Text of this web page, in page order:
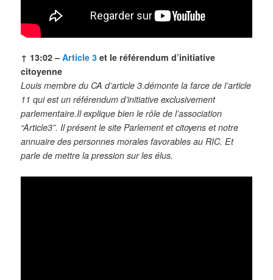
↑ 13:02 – Article 3 et le référendum d’initiative
citoyenne
Louis membre du CA d’article 3.démonte la farce de l’article
11 qui est un référendum d’initiative exclusivement
parlementaire.Il explique bien le rôle de l’association
“Article3”. Il présent le site Parlement et citoyens et notre
annuaire des personnes morales favorables au RIC. Et
parle de mettre la pression sur les élus.